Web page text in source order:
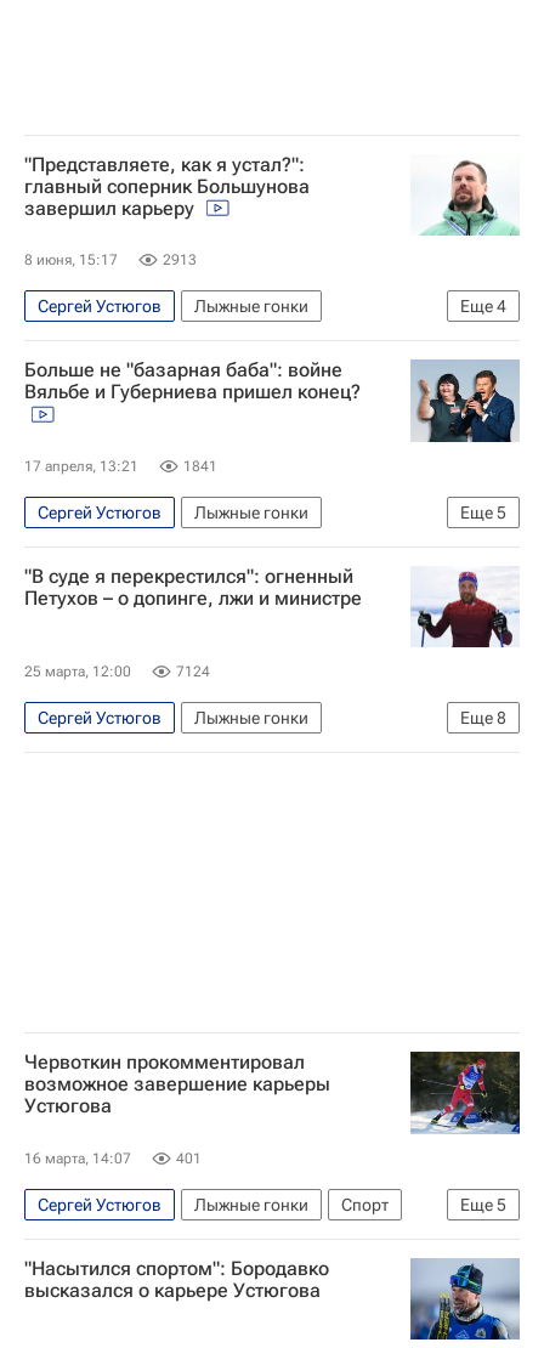
"Представляете, как я устал?":
главный соперник Большунова
завершил карьеру
8 июня, 15:17 2913
Еще4
Сергей Устюгов
Лыжные гонки
Александр Большунов
Материалы РИА Спорт
Авторы РИА Новости Спорт
Алексей Червоткин
Больше не "базарная баба": войне
Вяльбе и Губерниева пришел конец?
17 апреля, 13:21 1841
Еще5
Сергей Устюгов
Лыжные гонки
Федерация лыжных гонок России (ФЛГР)
Госдума РФ
Александр Панжинский
"В суде я перекрестился": огненный
Петухов – о допинге, лжи и министре
25 марта, 12:00 7124
Еще8
Сергей Устюгов
Лыжные гонки
Алексей Петухов
Никита Крюков
Червоткин прокомментировал
возможное завершение карьеры
Устюгова
16 марта, 14:07 401
Еще5
Сергей Устюгов Лыжные гонки
Спорт
Елена Вяльбе
Савелий Коростелев
Дарья Непряева
"Насытился спортом": Бородавко
высказался о карьере Устюгова